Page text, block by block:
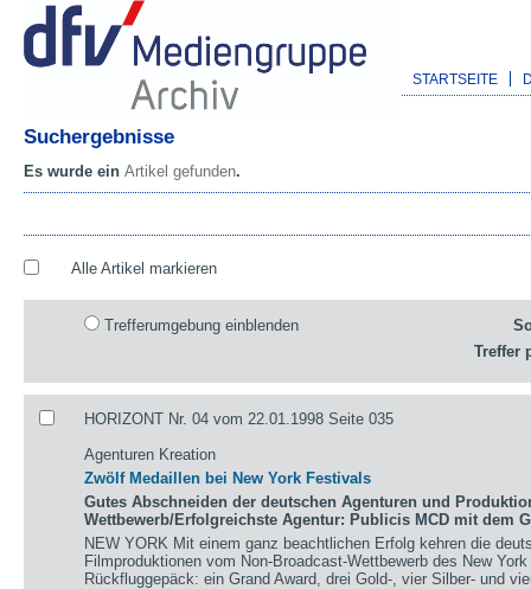
STARTSEITE
Suchergebnisse
Es wurde ein Artikel gefunden.
Alle Artikel markieren
Trefferumgebung einblenden
Treffer
HORIZONT Nr. 04 vom 22.01.1998 Seite 035
Agenturen Kreation
Zwölf Medaillen bei New York Festivals
Gutes Abschneiden der deutschen Agenturen und
Wettbewerb/Erfolgreichste Agentur: Publicis MCD mit dem
NEW YORK Mit einem ganz beachtlichen Erfolg kehren die
Filmproduktionen vom Non-Broadcast-Wettbewerb des New
Rückfluggepäck: ein Grand Award, drei Gold-, vier Silber- und